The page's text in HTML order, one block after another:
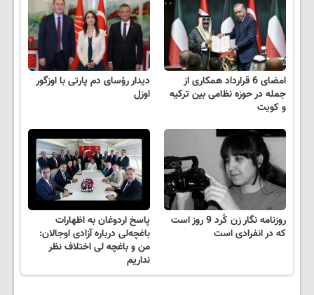
امضای 6 قرارداد همکاری از
جمله در حوزه نظامی بین ترکیه
و کویت
دیدار رؤسای دم پارتی با اوزگور
اوزل
روزنامه نگار زن کُرد 9 روز است
که در انفرادی است
پاسخ اردوغان به اظهارات
باغچه‌لی درباره آزادی اوجالان:
من و باغچه لی اختلاف نظر
نداریم